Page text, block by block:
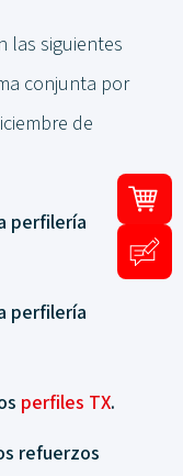
las siguientes
conjunta por
de
perfilería
perfilería
perfiles TX.
refuerzos